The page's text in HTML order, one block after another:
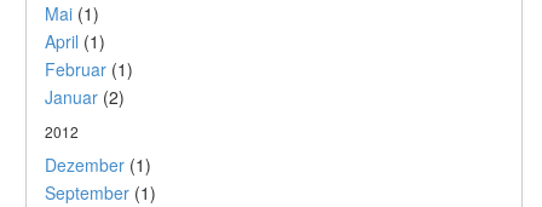
Mai (1)
April (1)
Februar (1)
Januar (2)
2012
Dezember (1)
September (1)